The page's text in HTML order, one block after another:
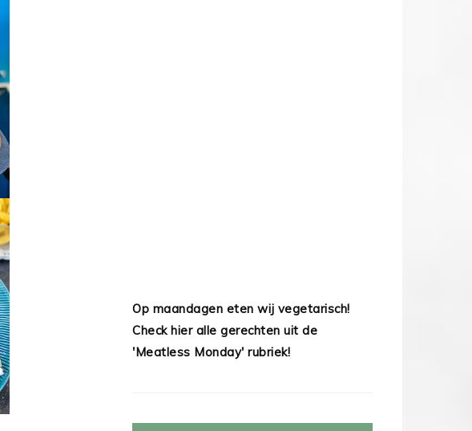
Op maandagen eten wij vegetarisch!
Check hier alle gerechten uit de
'Meatless Monday' rubriek!